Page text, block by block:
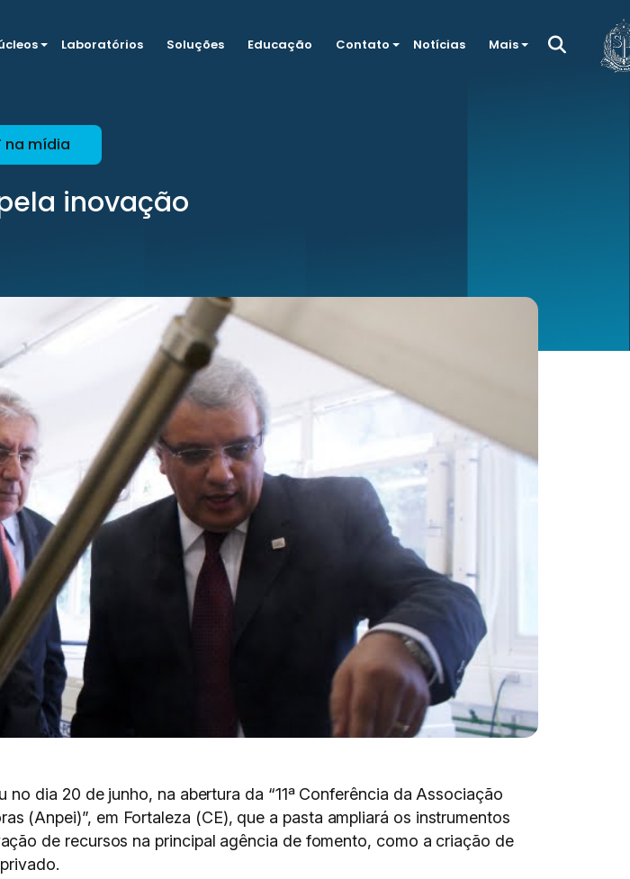
Laboratórios Soluções Educação Contato Notícias Mais
na mídia
inovação
dia 20 de junho, na abertura da “11ª Conferência da Associação
(Anpei)”, em Fortaleza (CE), que a pasta ampliará os instrumentos
de recursos na principal agência de fomento, como a criação de